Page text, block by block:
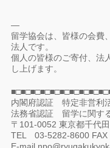
—
留学協会は、皆様の会費
法人です。
個人の皆様のご寄付、法
し上げます。
内閣府認証 特定非営利
法務省認証 留学に関す
〒101-0052 東京都千代
TEL 03-5282-8600